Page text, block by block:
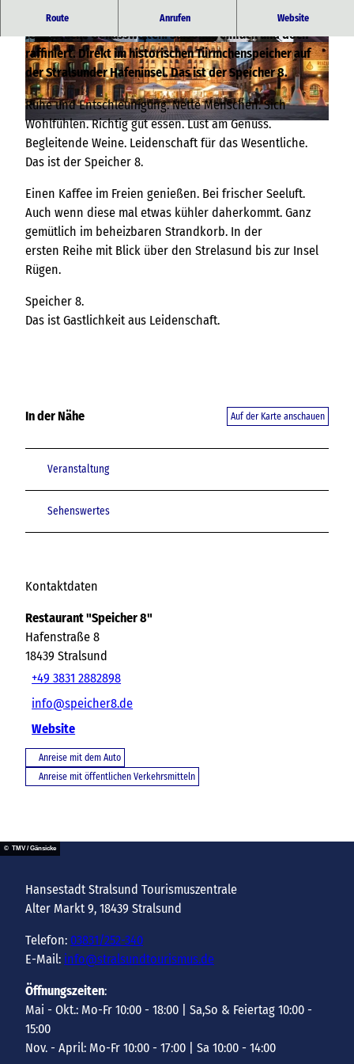
© Speicher 8 |CC-BY-NC-SA
© Speicher 8 |CC-BY-NC-SA © Speicher 8 |CC-BY-NC-SA
Route Anrufen Website
Regionale Feinschmeckerküche. Mediterrane und
fernöstliche Genusswelten. Saisonal, einfach und doch
raffiniert. Direkt im historischen Türmchenspeicher auf
der Stralsunder Hafeninsel. Das ist der Speicher 8.
Ruhe und Entschleunigung. Nette Menschen. Sich
Wohlfühlen. Richtig gut essen. Lust am Genuss.
Begleitende Weine. Leidenschaft für das Wesentliche.
Das ist der Speicher 8.
Einen Kaffee im Freien genießen. Bei frischer Seeluft.
Auch wenn diese mal etwas kühler daherkommt. Ganz
gemütlich im beheizbaren Strandkorb. In der
ersten Reihe mit Blick über den Strelasund bis zur Insel
Rügen.
Speicher 8.
Das ist Gastlichkeit aus Leidenschaft.
In der Nähe Auf der Karte anschauen
Veranstaltung
Sehenswertes
Kontaktdaten
Restaurant "Speicher 8"
Hafenstraße 8
18439 Stralsund
+49 3831 2882898
info@speicher8.de
Website
Anreise mit dem Auto
Anreise mit öffentlichen Verkehrsmitteln
© TMV / Gänsicke
Hansestadt Stralsund Tourismuszentrale
Alter Markt 9, 18439 Stralsund
Telefon: 03831/252-340
E-Mail: info@stralsundtourismus.de
Öffnungszeiten:
Mai - Okt.: Mo-Fr 10:00 - 18:00 | Sa,So & Feiertag 10:00 -
15:00
Nov. - April: Mo-Fr 10:00 - 17:00 | Sa 10:00 - 14:00